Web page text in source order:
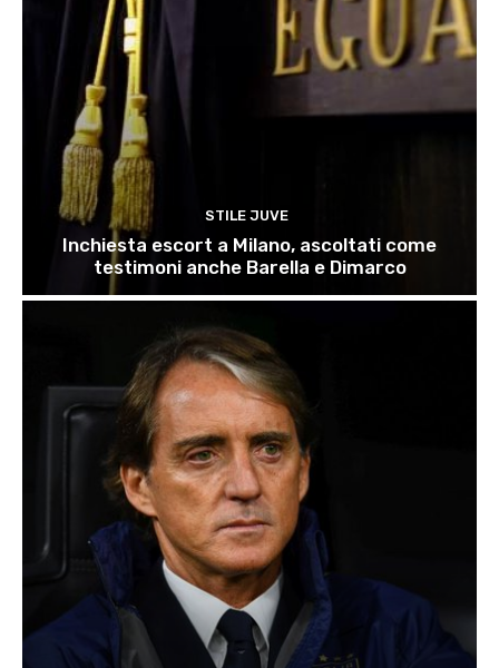
STILE JUVE
Inchiesta escort a Milano, ascoltati come
testimoni anche Barella e Dimarco